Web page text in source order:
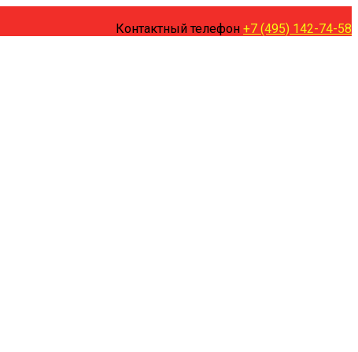
Контактный телефон +7 (495) 142-74-58